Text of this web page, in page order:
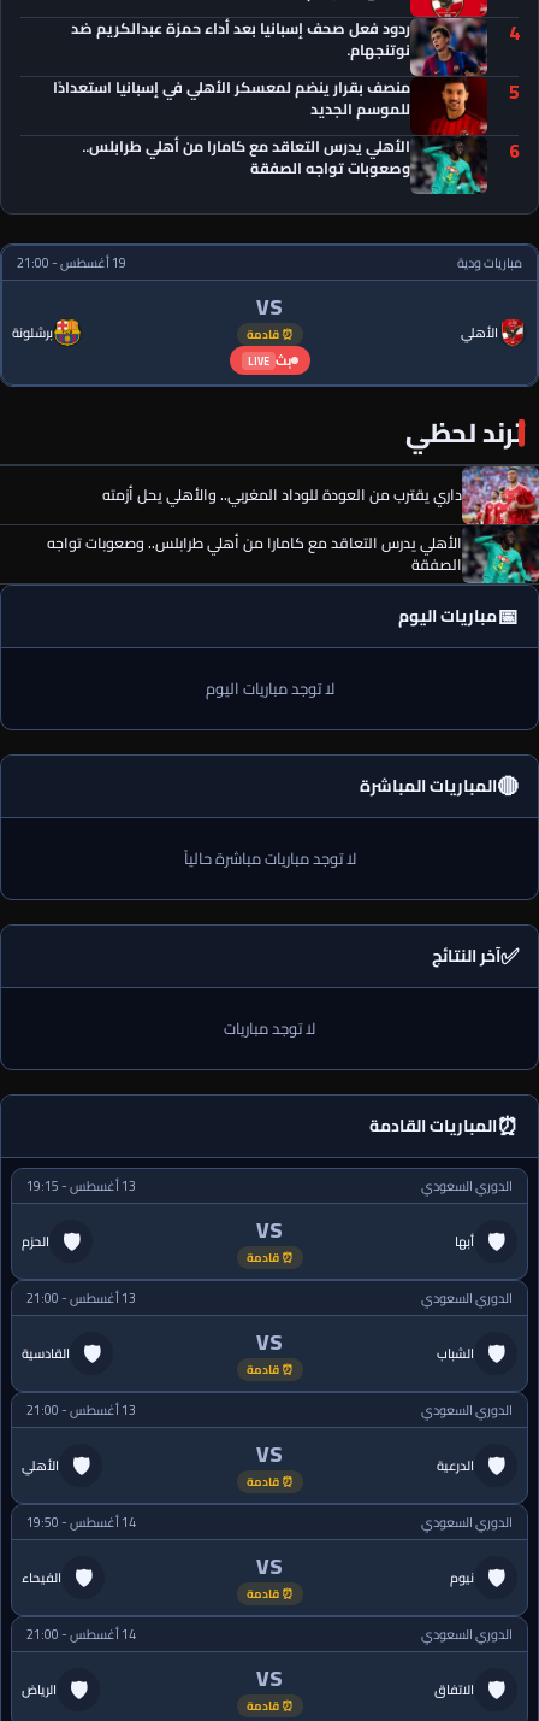
4 ردود فعل صحف إسبانيا بعد أداء حمزة عبدالكريم ضد
نوتنجهام.
5 منصف بقرار ينضم لمعسكر الأهلي في إسبانيا استعدادًا
للموسم الجديد
6 الأهلي يدرس التعاقد مع كامارا من أهلي طرابلس..
وصعوبات تواجه الصفقة
مباريات ودية 19 أغسطس - 21:00
الأهلي
VS
⏰ قادمة
بث LIVE
برشلونة
ترند لحظي
داري يقترب من العودة للوداد المغربي.. والأهلي يحل أزمته
الأهلي يدرس التعاقد مع كامارا من أهلي طرابلس.. وصعوبات تواجه
الصفقة
📅مباريات اليوم
لا توجد مباريات اليوم
🔴المباريات المباشرة
لا توجد مباريات مباشرة حالياً
✅آخر النتائج
لا توجد مباريات
⏰المباريات القادمة
الدوري السعودي 13 أغسطس - 19:15
🛡 أبها VS
⏰ قادمة
الحزم 🛡
الدوري السعودي 13 أغسطس - 21:00
🛡 الشباب VS
⏰ قادمة
القادسية 🛡
الدوري السعودي 13 أغسطس - 21:00
🛡 الدرعية VS
⏰ قادمة
الأهلي 🛡
الدوري السعودي 14 أغسطس - 19:50
🛡 نيوم VS
⏰ قادمة
الفيحاء 🛡
الدوري السعودي 14 أغسطس - 21:00
🛡 الاتفاق VS
⏰ قادمة
الرياض 🛡